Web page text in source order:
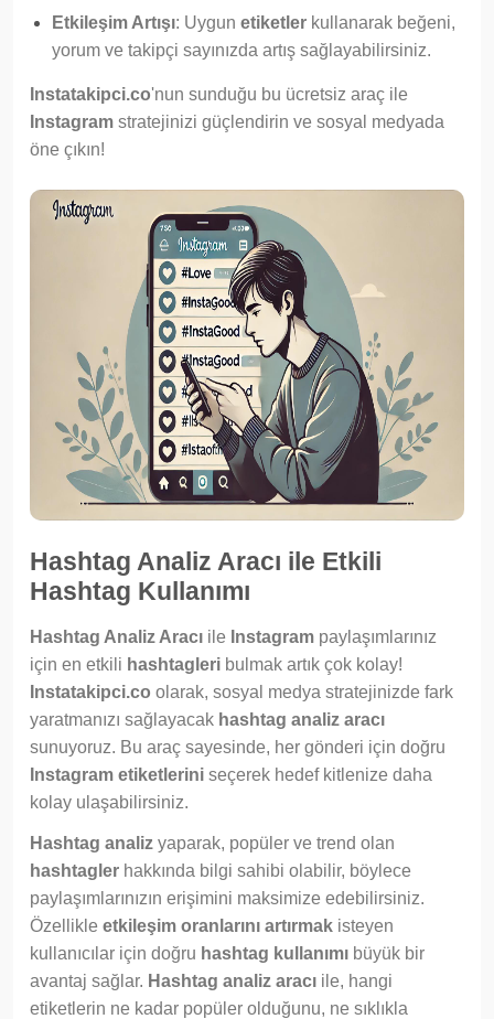
Etkileşim Artışı: Uygun etiketler kullanarak beğeni,
yorum ve takipçi sayınızda artış sağlayabilirsiniz.
Instatakipci.co'nun sunduğu bu ücretsiz araç ile
Instagram stratejinizi güçlendirin ve sosyal medyada
öne çıkın!
Hashtag Analiz Aracı ile Etkili
Hashtag Kullanımı
Hashtag Analiz Aracı ile Instagram paylaşımlarınız
için en etkili hashtagleri bulmak artık çok kolay!
Instatakipci.co olarak, sosyal medya stratejinizde fark
yaratmanızı sağlayacak hashtag analiz aracı
sunuyoruz. Bu araç sayesinde, her gönderi için doğru
Instagram etiketlerini seçerek hedef kitlenize daha
kolay ulaşabilirsiniz.
Hashtag analiz yaparak, popüler ve trend olan
hashtagler hakkında bilgi sahibi olabilir, böylece
paylaşımlarınızın erişimini maksimize edebilirsiniz.
Özellikle etkileşim oranlarını artırmak isteyen
kullanıcılar için doğru hashtag kullanımı büyük bir
avantaj sağlar. Hashtag analiz aracı ile, hangi
etiketlerin ne kadar popüler olduğunu, ne sıklıkla